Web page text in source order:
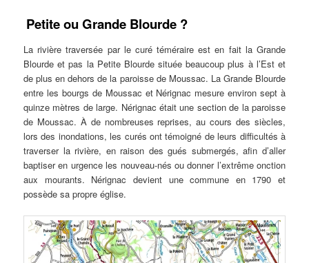
Petite ou Grande Blourde ?
La rivière traversée par le curé téméraire est en fait la Grande
Blourde et pas la Petite Blourde située beaucoup plus à l’Est et
de plus en dehors de la paroisse de Moussac. La Grande Blourde
entre les bourgs de Moussac et Nérignac mesure environ sept à
quinze mètres de large. Nérignac était une section de la paroisse
de Moussac. À de nombreuses reprises, au cours des siècles,
lors des inondations, les curés ont témoigné de leurs difficultés à
traverser la rivière, en raison des gués submergés, afin d’aller
baptiser en urgence les nouveau-nés ou donner l’extrême onction
aux mourants. Nérignac devient une commune en 1790 et
possède sa propre église.